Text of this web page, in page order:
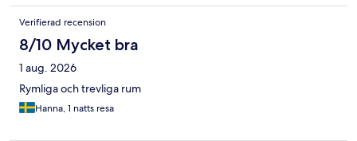
Verifierad recension
8/10 Mycket bra
1 aug. 2026
Rymliga och trevliga rum
Hanna, 1 natts resa